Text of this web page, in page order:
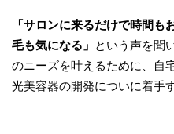
「サロンに来るだけで時間
毛も気になる」 という声を聞
のニーズを叶えるために、自
光美容器の開発についに着手